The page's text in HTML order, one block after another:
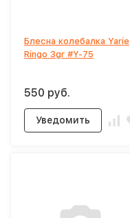
Блесна колебалка Yarie
Ringo 3gr #Y-75
550 руб.
Уведомить